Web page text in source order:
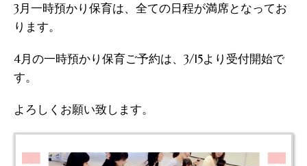
3月一時預かり保育は、全ての日程が満席となってお
ります。
4月の一時預かり保育ご予約は、3/15より受付開始で
す。
よろしくお願い致します。